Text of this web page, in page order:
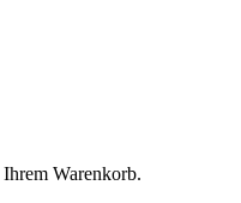
Warenkorb.